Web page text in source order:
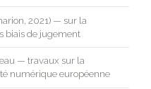
2021) — sur la
biais de jugement
— travaux sur la
numérique européenne